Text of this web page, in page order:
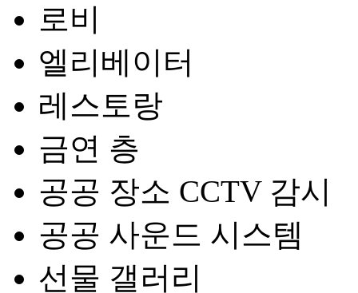
로비
엘리베이터
레스토랑
금연 층
공공 장소 CCTV 감시
공공 사운드 시스템
선물 갤러리